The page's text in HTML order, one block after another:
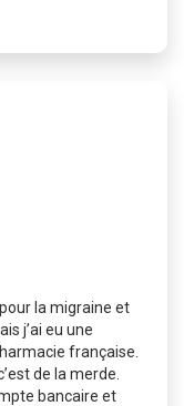
la migraine et
j’ai eu une
française.
de la merde.
bancaire et